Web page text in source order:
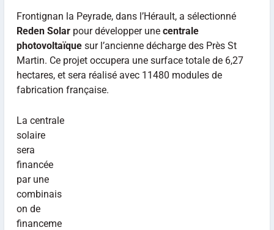
Frontignan la Peyrade, dans l’Hérault, a sélectionné
Reden Solarpour développer une centrale
photovoltaïquesur l’ancienne décharge des Près St
Martin. Ce projet occupera une surface totale de 6,27
hectares, et sera réalisé avec 11480 modules de
fabrication française.
La centrale
solaire
sera
financée
par une
combinais
on de
financeme